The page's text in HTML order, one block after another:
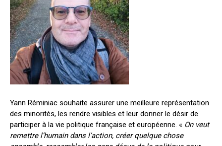
Yann Réminiac souhaite assurer une meilleure représentation
des minorités, les rendre visibles et leur donner le désir de
participer à la vie politique française et européenne. « On veut
remettre l’humain dans l’action, créer quelque chose